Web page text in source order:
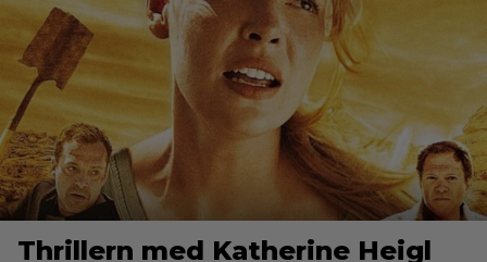
Thrillern med Katherine Heigl